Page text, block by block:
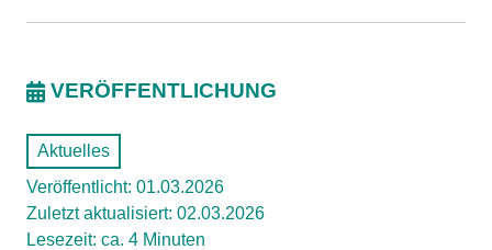
VERÖFFENTLICHUNG
Aktuelles
Veröffentlicht: 01.03.2026
Zuletzt aktualisiert: 02.03.2026
Lesezeit: ca. 4 Minuten